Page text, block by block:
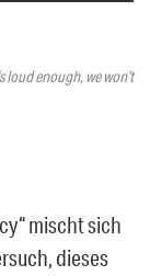
loud enough, we won’t
mischt sich
dieses